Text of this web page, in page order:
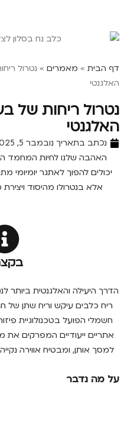
דף הבית » מאמרים » נטרול
האלגנטי
נטרול ריחות של
האלגנטי
נכתב בתאריך נובמבר 5, 2025
האהבה שלנו לחיות המחמד
יכולים להפוך לאתגר יומיומי
אלא בנטרולו מהיסוד
הדרך היעילה והאלגנטית ביותר
ריח כלבים עיקש וריח שתן של
חשמלי הפועל בטכנולוגיית
אתריים ייעודיים המפרקים את
למסך אותן, ומבטיח אווירה
על מה נדבר